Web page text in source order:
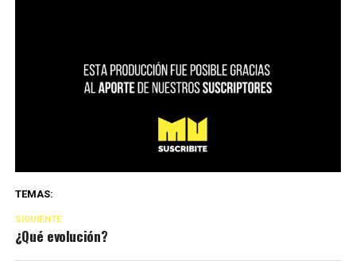
TEMAS:
SIGUIENTE
¿Qué evolución?